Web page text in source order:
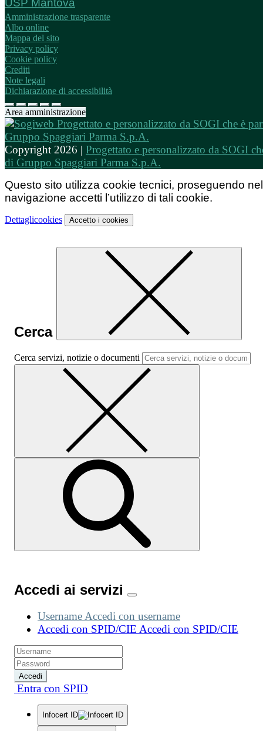
Amministrazione trasparente
Albo online
Mappa del sito
Privacy policy
Cookie policy
Crediti
Note legali
Dichiarazione di accessibilità
Area amministrazione
Copyright 2026 | Progettato e personalizzato da SOGI
di Gruppo Spaggiari Parma S.p.A.
Questo sito utilizza cookie tecnici, proseguendo
navigazione accetti l’utilizzo di tali cookie.
Dettaglicookies Accetto i cookies
Cerca
Cerca servizi, notizie o documenti
Accedi ai servizi
Username Accedi con username
Accedi con SPID/CIE Accedi con SPID/CIE
Accedi
Entra con SPID
Infocert ID